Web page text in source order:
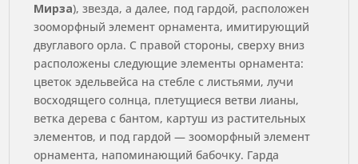
Мирза), звезда, а далее, под гардой, расположен
зооморфный элемент орнамента, имитирующий
двуглавого орла. С правой стороны, сверху вниз
расположены следующие элементы орнамента:
цветок эдельвейса на стебле с листьями, лучи
восходящего солнца, плетущиеся ветви лианы,
ветка дерева с бантом, картуш из растительных
элементов, и под гардой — зооморфный элемент
орнамента, напоминающий бабочку. Гарда